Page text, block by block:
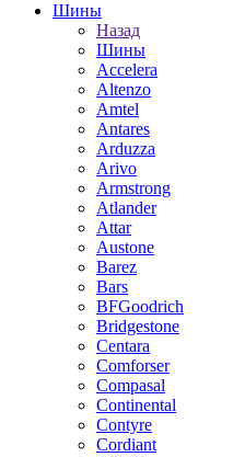
Шины
Назад
Шины
Accelera
Altenzo
Amtel
Antares
Arduzza
Arivo
Armstrong
Atlander
Attar
Austone
Barez
Bars
BFGoodrich
Bridgestone
Centara
Comforser
Compasal
Continental
Contyre
Cordiant